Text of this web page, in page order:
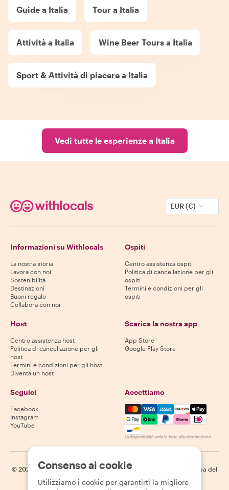
Guide a Italia Tour a Italia
Attività a Italia Wine Beer Tours a Italia
Sport & Attività di piacere a Italia
Vedi tutte le esperienze a Italia
EUR (€)
Informazioni su Withlocals
La nostra storia
Lavora con noi
Sostenibilità
Destinazioni
Buoni regalo
Collabora con noi
Ospiti
Centro assistenza ospiti
Politica di cancellazione per gli
ospiti
Termini e condizioni per gli
ospiti
Host
Centro assistenza host
Politica di cancellazione per gli
host
Termini e condizioni per gli host
Diventa un host
Scarica la nostra app
App Store
Google Play Store
Seguici
Facebook
Instagram
YouTube
Accettiamo
Mastercard, Visa, Amex,
La disponibilità varia in base alla destinazione
© 2026 Withlocals.com | Informativa sulla privacy
Mappa del
Consenso ai cookie
Utilizziamo i cookie per garantirti la migliore